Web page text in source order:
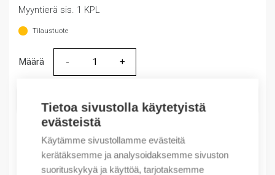
Tietoa sivustolla käytetyistä
evästeistä
Käytämme sivustollamme evästeitä
kerätäksemme ja analysoidaksemme sivuston
suorituskykyä ja käyttöä, tarjotaksemme
Myyntierä sis. 1 KPL
Tilaustuote
Määrä
Määrä
Tuotekoodit